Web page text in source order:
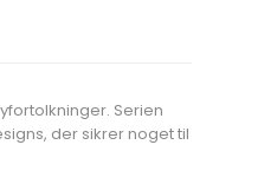
Serien
der sikrer noget til